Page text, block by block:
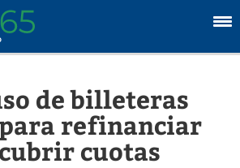
de billeteras
refinanciar
cuotas